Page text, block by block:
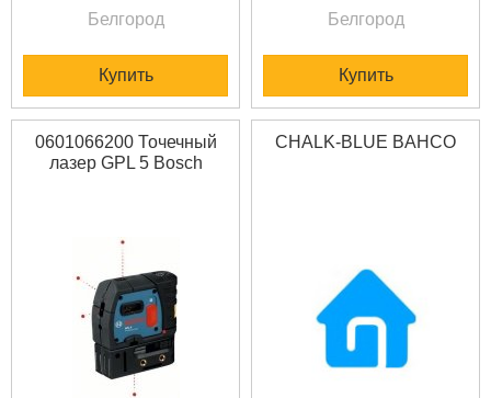
Белгород
Купить
Белгород
Купить
0601066200 Точечный
лазер GPL 5 Bosch
CHALK-BLUE BAHCO